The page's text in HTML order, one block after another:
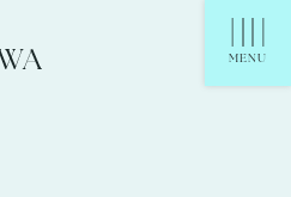
MENU